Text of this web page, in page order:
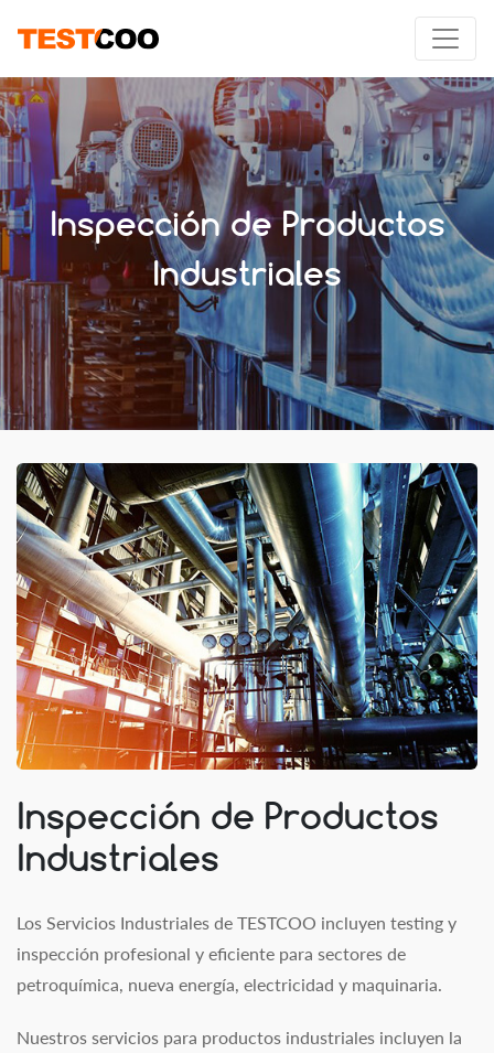
Inspección de Productos
Industriales
Inspección de Productos
Industriales
Los Servicios Industriales de TESTCOO incluyen testing y
inspección profesional y eficiente para sectores de
petroquímica, nueva energía, electricidad y maquinaria.
Nuestros servicios para productos industriales incluyen la